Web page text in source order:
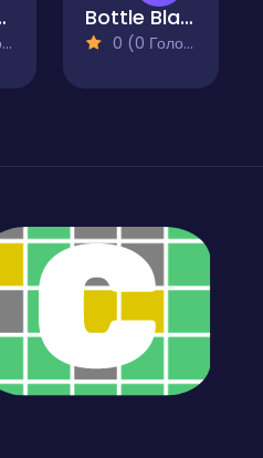
Bottle Blaster Game
0 (0 Голосів)